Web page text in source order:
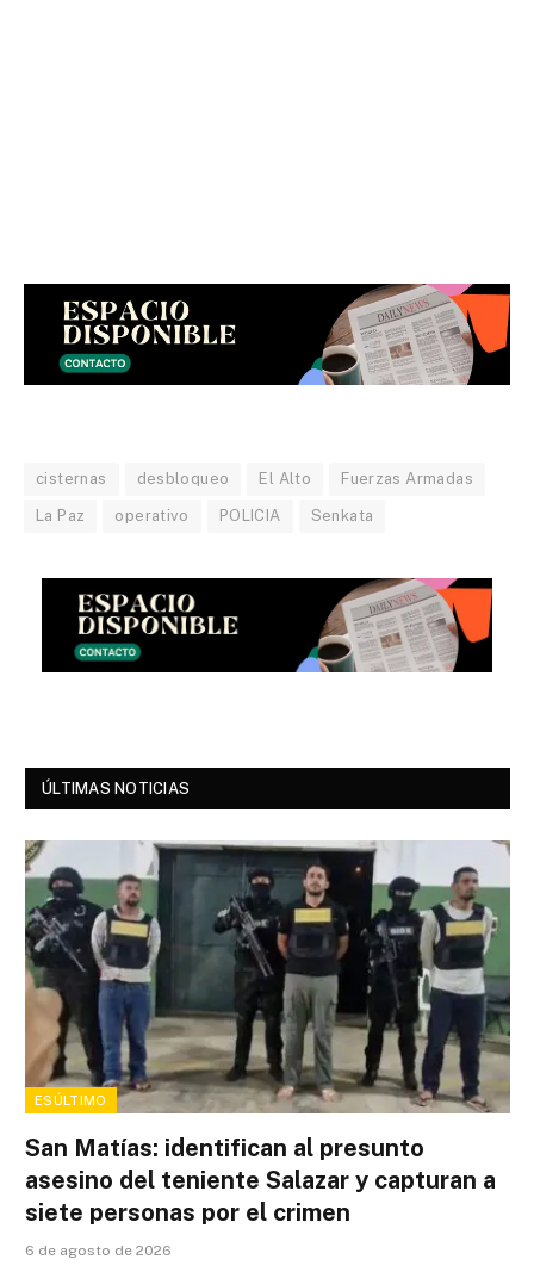
cisternas desbloqueo El Alto Fuerzas Armadas
La Paz operativo POLICIA Senkata
ÚLTIMAS NOTICIAS
ESÚLTIMO
San Matías: identifican al presunto
asesino del teniente Salazar y capturan a
siete personas por el crimen
6 de agosto de 2026